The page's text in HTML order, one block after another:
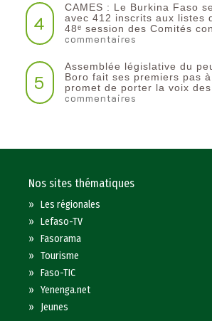
4
CAMES : Le Burkina Faso
avec 412 inscrits aux listes
48ᵉ session des Comités
commentaires
5
Assemblée législative du
Boro fait ses premiers pas
promet de porter la voix
commentaires
Nos sites thématiques
»Les régionales
»Lefaso-TV
»Fasorama
»Tourisme
»Faso-TIC
»Yenenga.net
» Jeunes